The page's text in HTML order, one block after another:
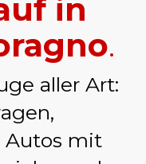
in
.
aller Art:
Autos mit